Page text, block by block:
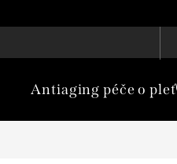
Antiaging péče o pleť